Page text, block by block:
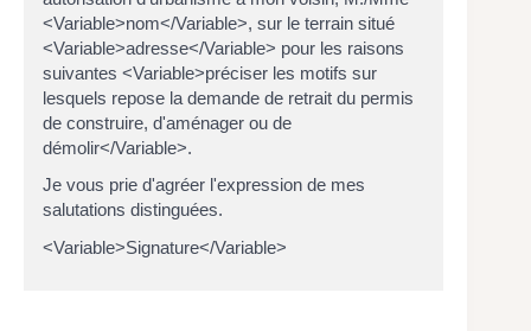
<Variable>nom</Variable>, sur le terrain situé
<Variable>adresse</Variable> pour les raisons
suivantes <Variable>préciser les motifs sur
lesquels repose la demande de retrait du permis
de construire, d'aménager ou de
démolir</Variable>.
Je vous prie d'agréer l'expression de mes
salutations distinguées.
<Variable>Signature</Variable>